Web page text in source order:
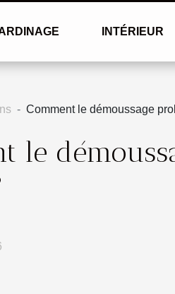
INTÉRIEUR
Comment le démoussage
le